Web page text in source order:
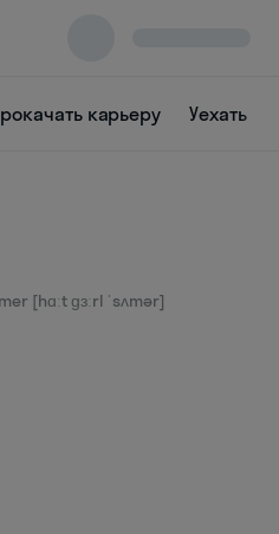
карьеру Уехать
[hɑːt ɡɜːrl ˈsʌmər]